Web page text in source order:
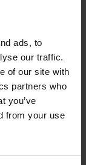
ads, to
our traffic.
of our site with
partners who
you’ve
from your use
Piaggio
Ciao
01-88-401
59KR